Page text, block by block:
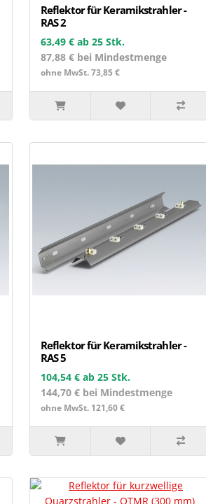
Reflektor für Keramikstrahler -
RAS 2
63,49 € ab 25 Stk.
87,88 € bei Mindestmenge
ohne MwSt. 73,85 €
Reflektor für Keramikstrahler -
RAS 5
104,54 € ab 25 Stk.
144,70 € bei Mindestmenge
ohne MwSt. 121,60 €